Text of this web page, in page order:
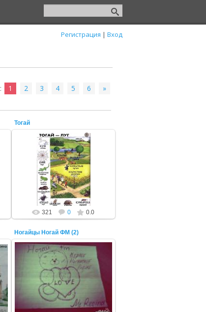
Регистрация | Вход
: 1 2 3 4 5 6 »
Тогай
16 Сентября 2019
тоньюкукк
321 0 0.0
Ногайцы Ногай ФМ (2)
22 Октября 2014
ADMIN